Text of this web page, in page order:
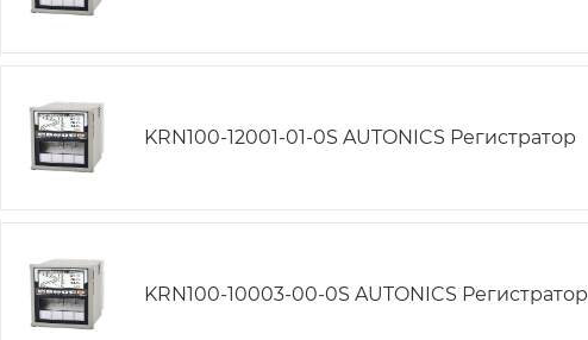
KRN100-12001-01-0S AUTONICS Регистратор
KRN100-10003-00-0S AUTONICS Регистратор